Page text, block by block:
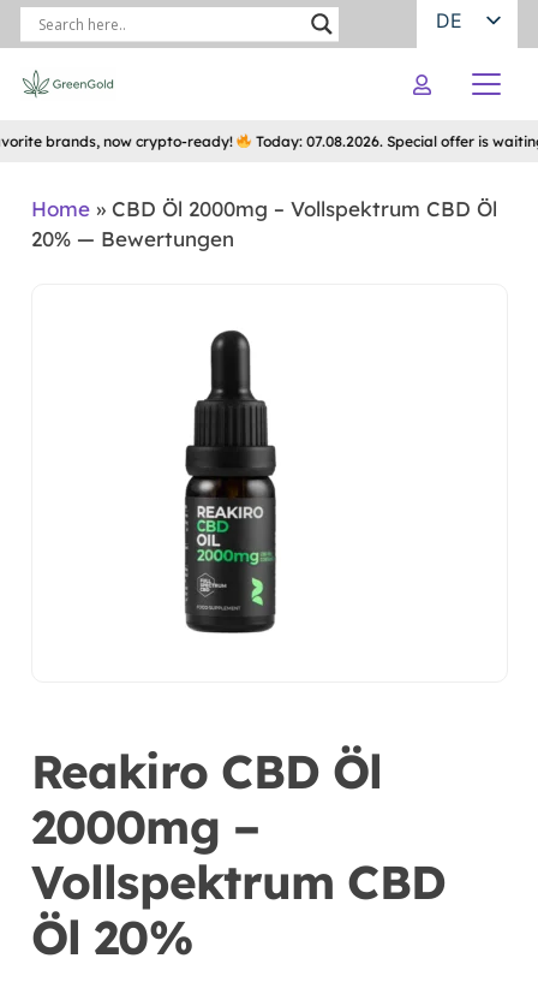
DE
brands, now crypto-ready! Today: 07.08.2026. Special offer is
Home» CBD Öl 2000mg – Vollspektrum CBD Öl
20% — Bewertungen
Reakiro CBD Öl
2000mg –
Vollspektrum CBD
Öl 20%